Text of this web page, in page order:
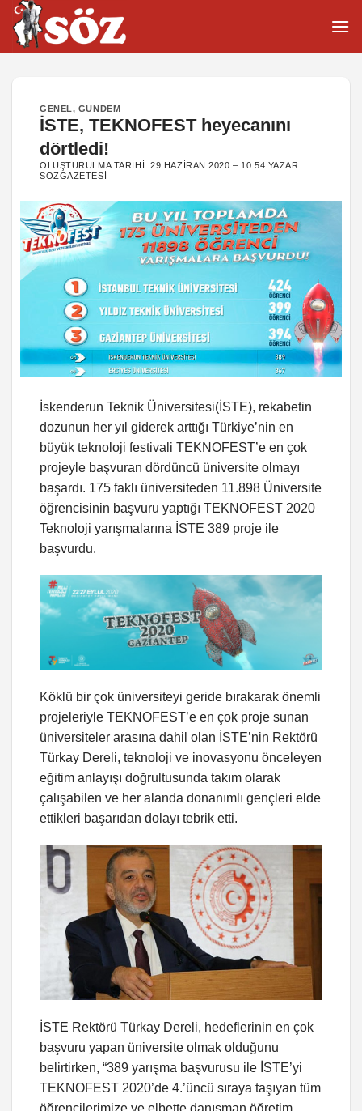
İçeriğe
atla
GENEL, GÜNDEM
İSTE, TEKNOFEST heyecanını
dörtledi!
OLUŞTURULMA TARIHI:29 HAZIRAN 2020 – 10:54 YAZAR:
SOZGAZETESI
İskenderun Teknik Üniversitesi(İSTE), rekabetin
dozunun her yıl giderek arttığı Türkiye’nin en
büyük teknoloji festivali TEKNOFEST’e en çok
projeyle başvuran dördüncü üniversite olmayı
başardı. 175 faklı üniversiteden 11.898 Üniversite
öğrencisinin başvuru yaptığı TEKNOFEST 2020
Teknoloji yarışmalarına İSTE 389 proje ile
başvurdu.
Köklü bir çok üniversiteyi geride bırakarak önemli
projeleriyle TEKNOFEST’e en çok proje sunan
üniversiteler arasına dahil olan İSTE’nin Rektörü
Türkay Dereli, teknoloji ve inovasyonu önceleyen
eğitim anlayışı doğrultusunda takım olarak
çalışabilen ve her alanda donanımlı gençleri elde
ettikleri başarıdan dolayı tebrik etti.
İSTE Rektörü Türkay Dereli, hedeflerinin en çok
başvuru yapan üniversite olmak olduğunu
belirtirken, “389 yarışma başvurusu ile İSTE’yi
TEKNOFEST 2020’de 4.’üncü sıraya taşıyan tüm
öğrencilerimize ve elbette danışman öğretim